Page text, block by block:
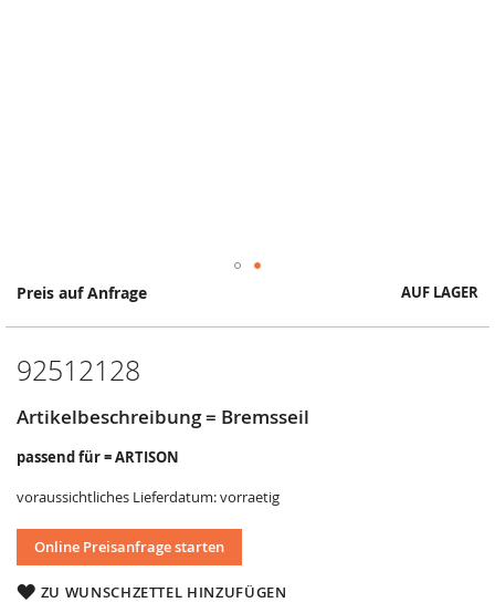
Preis auf Anfrage AUF LAGER
92512128
Artikelbeschreibung = Bremsseil
passend für = ARTISON
voraussichtliches Lieferdatum: vorraetig
Online Preisanfrage starten
ZU WUNSCHZETTEL HINZUFÜGEN
Springe
Anfang
Bildergalerie